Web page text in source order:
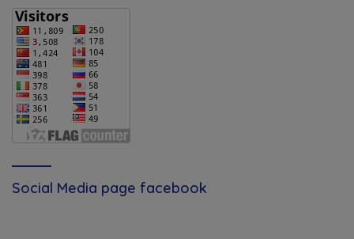
Social Media page facebook